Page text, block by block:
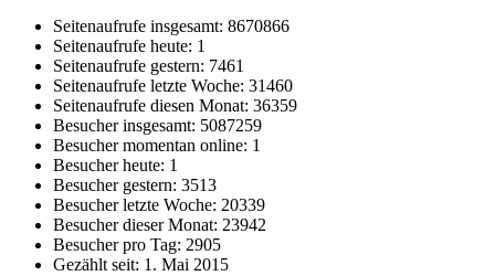
Seitenaufrufe insgesamt: 8670866
Seitenaufrufe heute: 1
Seitenaufrufe gestern: 7461
Seitenaufrufe letzte Woche: 31460
Seitenaufrufe diesen Monat: 36359
Besucher insgesamt: 5087259
Besucher momentan online: 1
Besucher heute: 1
Besucher gestern: 3513
Besucher letzte Woche: 20339
Besucher dieser Monat: 23942
Besucher pro Tag: 2905
Gezählt seit: 1. Mai 2015